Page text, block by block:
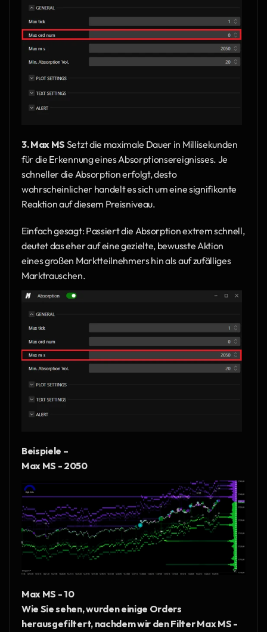
3. Max MS Setzt die maximale Dauer in Millisekunden
für die Erkennung eines Absorptionsereignisses. Je
schneller die Absorption erfolgt, desto
wahrscheinlicher handelt es sich um eine signifikante
Reaktion auf diesem Preisniveau.
Einfach gesagt: Passiert die Absorption extrem schnell,
deutet das eher auf eine gezielte, bewusste Aktion
eines großen Marktteilnehmers hin als auf zufälliges
Marktrauschen.
Beispiele –
Max MS - 2050
Max MS - 10
Wie Sie sehen, wurden einige Orders
herausgefiltert, nachdem wir den Filter Max MS -